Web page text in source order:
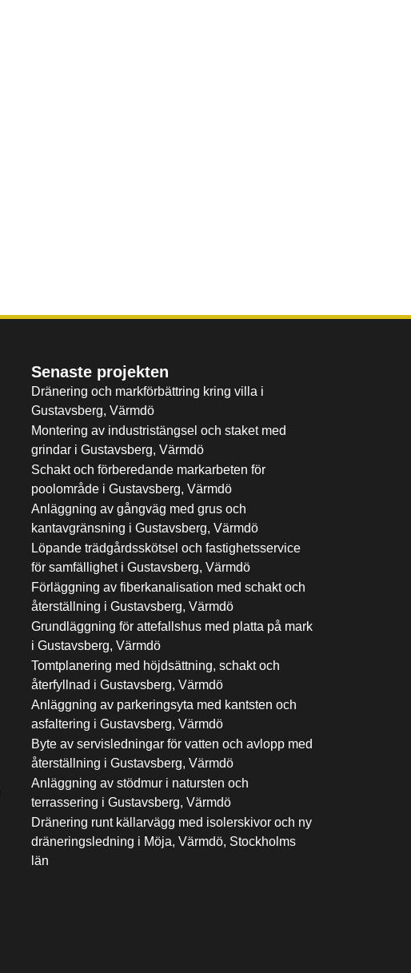
Senaste projekten
Dränering och markförbättring kring villa i
Gustavsberg, Värmdö
Montering av industristängsel och staket med
grindar i Gustavsberg, Värmdö
Schakt och förberedande markarbeten för
poolområde i Gustavsberg, Värmdö
Anläggning av gångväg med grus och
kantavgränsning i Gustavsberg, Värmdö
Löpande trädgårdsskötsel och fastighetsservice
för samfällighet i Gustavsberg, Värmdö
Förläggning av fiberkanalisation med schakt och
återställning i Gustavsberg, Värmdö
Grundläggning för attefallshus med platta på mark
i Gustavsberg, Värmdö
Tomtplanering med höjdsättning, schakt och
återfyllnad i Gustavsberg, Värmdö
Anläggning av parkeringsyta med kantsten och
asfaltering i Gustavsberg, Värmdö
Byte av servisledningar för vatten och avlopp med
återställning i Gustavsberg, Värmdö
Anläggning av stödmur i natursten och
terrassering i Gustavsberg, Värmdö
Dränering runt källarvägg med isolerskivor och ny
dräneringsledning i Möja, Värmdö, Stockholms
län